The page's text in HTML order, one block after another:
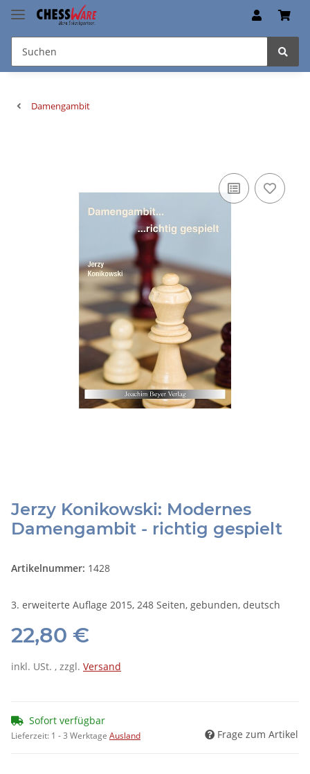
Damengambit
Jerzy Konikowski: Modernes
Damengambit - richtig gespielt
Artikelnummer: 1428
3. erweiterte Auflage 2015, 248 Seiten, gebunden, deutsch
22,80 €
inkl. USt. , zzgl. Versand
Sofort verfügbar
Lieferzeit: 1 - 3 Werktage Ausland Frage zum Artikel